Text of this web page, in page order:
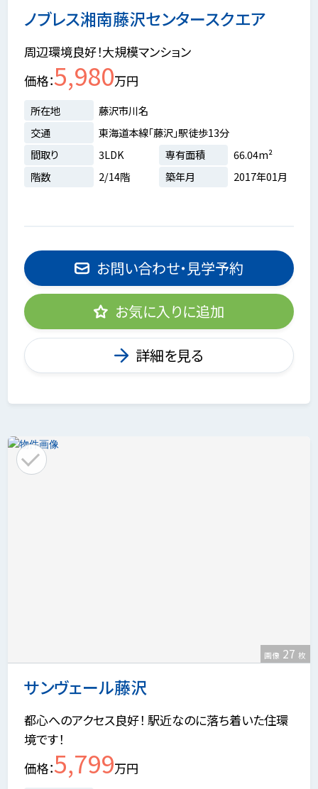
ノブレス湘南藤沢センタースクエア
周辺環境良好！大規模マンション
価格 5,980万円
所在地
藤沢市川名
交通
東海道本線「藤沢」駅徒歩13分
間取り
3LDK 専有面積
66.04m²
階数
2/14階 築年月 2017年01月
お問い合わせ・見学予約
お気に入りに追加
詳細を見る
サンヴェール藤沢
画像 27 枚
都心へのアクセス良好！ 駅近なのに落ち着いた住環
境です！
価格 5,799万円